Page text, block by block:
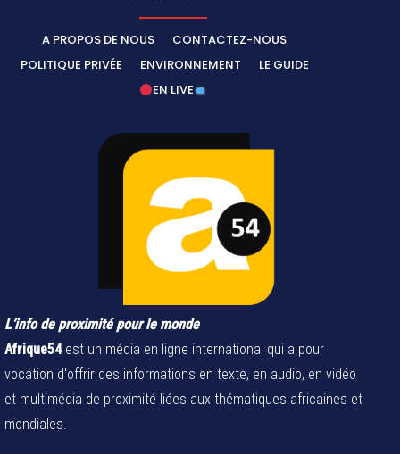
A PROPOS DE NOUS
CONTACTEZ-NOUS
POLITIQUE PRIVÉE
ENVIRONNEMENT
LE GUIDE
EN LIVE
L’info de proximité pour le monde
Afrique54est un média en ligne international qui a pour
vocation d'offrir des informations en texte, en audio, en vidéo
et multimédia de proximité liées aux thématiques africaines et
mondiales.